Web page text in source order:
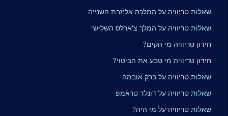
שאלות טריוויה על המלכה אליזבת השנייה
שאלות טריוויה על המלך צ'ארלס השלישי
חידון טריוויה מי הקים?
חידון טריוויה מי טבע את הביטוי?
שאלות טריוויה על ברק אובמה
שאלות טריוויה על דונלד טראמפ
שאלות טריוויה על מי היה?